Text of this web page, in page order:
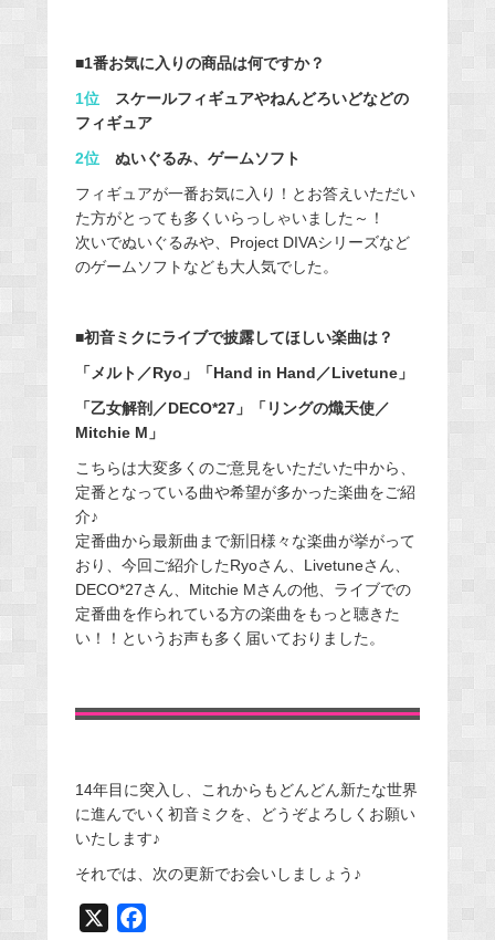
■1番お気に入りの商品は何ですか？
1位スケールフィギュアやねんどろいどなどの
フィギュア
2位ぬいぐるみ、ゲームソフト
フィギュアが一番お気に入り！とお答えいただい
た方がとっても多くいらっしゃいました～！
次いでぬいぐるみや、Project DIVAシリーズなど
のゲームソフトなども大人気でした。
■初音ミクにライブで披露してほしい楽曲は？
「メルト／Ryo」「Hand in Hand／Livetune」
「乙女解剖／DECO*27」「リングの熾天使／
Mitchie M」
こちらは大変多くのご意見をいただいた中から、
定番となっている曲や希望が多かった楽曲をご紹
介♪
定番曲から最新曲まで新旧様々な楽曲が挙がって
おり、今回ご紹介したRyoさん、Livetuneさん、
DECO*27さん、Mitchie Mさんの他、ライブでの
定番曲を作られている方の楽曲をもっと聴きた
い！！というお声も多く届いておりました。
14年目に突入し、これからもどんどん新たな世界
に進んでいく初音ミクを、どうぞよろしくお願い
いたします♪
それでは、次の更新でお会いしましょう♪